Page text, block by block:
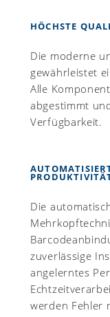
HÖCHSTE
Die moderne
gewährleistet
Alle
abgestimmt
Verfügbarkeit.
Die
zuverlässige
angelerntes
werden Fehler